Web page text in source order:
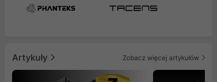
Artykuły Zobacz więcej artykułów